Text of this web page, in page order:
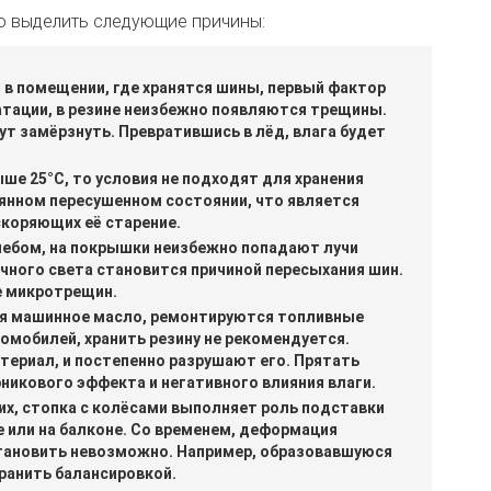
выделить следующие причины:
помещении, где хранятся шины, первый фактор
в резине неизбежно появляются трещины.
замёрзнуть. Превратившись в лёд, влага будет
25°С, то условия не подходят для хранения
пересушенном состоянии, что является
её старение.
на покрышки неизбежно попадают лучи
света становится причиной пересыхания шин.
микротрещин.
машинное масло, ремонтируются топливные
хранить резину не рекомендуется.
и постепенно разрушают его. Прятать
эффекта и негативного влияния влаги.
стопка с колёсами выполняет роль подставки
или на балконе. Со временем, деформация
невозможно. Например, образовавшуюся
балансировкой.